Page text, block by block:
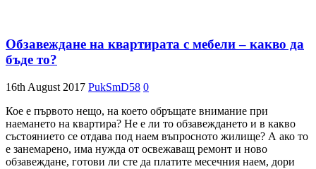
Обзавеждане на квартирата с мебели – какво да
бъде то?
16th August 2017 PukSmD58 0
Кое е първото нещо, на което обръщате внимание при
наемането на квартира? Не е ли то обзавеждането и в какво
състоянието се отдава под наем въпросното жилище? А ако то
е занемарено, има нужда от освежаващ ремонт и ново
обзавеждане, готови ли сте да платите месечния наем, дори